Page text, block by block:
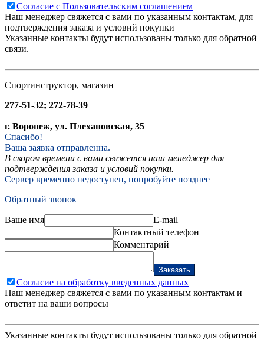
Согласие с Пользовательским соглашением
Наш менеджер свяжется с вами по указанным контактам, для
подтверждения заказа и условий покупки
Указанные контакты будут использованы только для обратной
связи.
Спортинструктор, магазин
277-51-32; 272-78-39
г. Воронеж, ул. Плехановская, 35
Спасибо!
Ваша заявка отправленна.
В скором времени с вами свяжется наш менеджер для
подтверждения заказа и условий покупки.
Сервер временно недоступен, попробуйте позднее
Обратный звонок
Ваше имя
E-mail
Контактный телефон
Комментарий
Заказать
Согласие на обработку введенных данных
Наш менеджер свяжется с вами по указанным контактам и
ответит на ваши вопросы
Указанные контакты будут использованы только для обратной